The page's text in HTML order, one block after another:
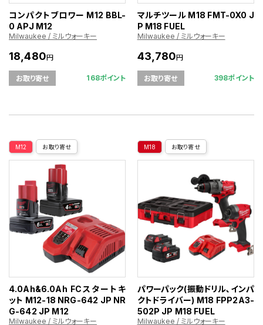
コンパクトブロワー M12 BBL-
0 APJ M12
Milwaukee / ミルウォーキー
18,480円
お取り寄せ 168ポイント
マルチツール M18 FMT-0X0 J
P M18 FUEL
Milwaukee / ミルウォーキー
43,780円
お取り寄せ 398ポイント
M12 お取り寄せ
4.0Ah&6.0Ah FCスタートキ
ット M12-18 NRG-642 JP NR
G-642 JP M12
Milwaukee / ミルウォーキー
M18 お取り寄せ
パワーパック(振動ドリル､インパ
クトドライバー) M18 FPP2A3-
502P JP M18 FUEL
Milwaukee / ミルウォーキー